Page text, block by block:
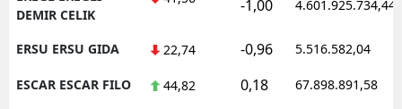
DEMIR CELIK
-1,00 4.601.925.734,44
ERSU ERSU GIDA 22,74 -0,96 5.516.582,04
ESCAR ESCAR FILO 44,82 0,18 67.898.891,58